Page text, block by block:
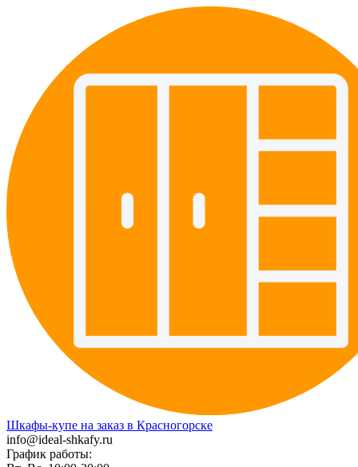
Шкафы-купе на заказ в Красногорске
info@ideal-shkafy.ru
График работы: